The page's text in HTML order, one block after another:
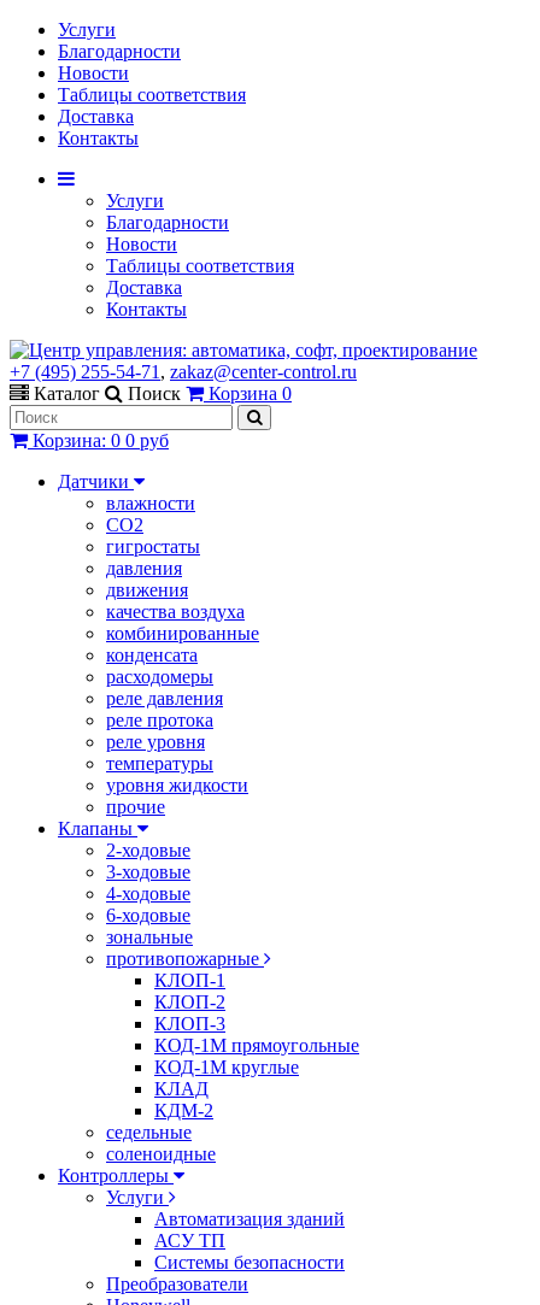
Услуги
Благодарности
Новости
Таблицы соответствия
Доставка
Контакты
Услуги
Благодарности
Новости
Таблицы соответствия
Доставка
Контакты
+7 (495) 255-54-71 , zakaz@center-control.ru
Каталог
Поиск Корзина 0
Корзина: 0 0 руб
Датчики
влажности
CO2
гигростаты
давления
движения
качества воздуха
комбинированные
конденсата
расходомеры
реле давления
реле протока
реле уровня
температуры
уровня жидкости
прочие
Клапаны
2-ходовые
3-ходовые
4-ходовые
6-ходовые
зональные
противопожарные
КЛОП-1
КЛОП-2
КЛОП-3
КОД-1М прямоугольные
КОД-1М круглые
КЛАД
КДМ-2
седельные
соленоидные
Контроллеры
Услуги
Автоматизация зданий
АСУ ТП
Системы безопасности
Преобразователи